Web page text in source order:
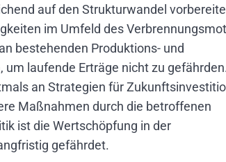
auf den Strukturwandel
im Umfeld des
bestehenden Produktions- und
laufende Erträge nicht zu gefährden.
an Strategien für
Maßnahmen durch die betroffenen
ist die Wertschöpfung in der
gefährdet.